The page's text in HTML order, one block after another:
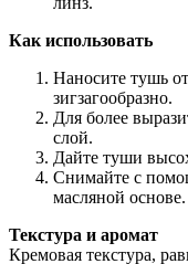
Как использовать
Наносите тушь
зигзагообразно.
Для более
слой.
Дайте туши
Снимайте с
масляной основе.
Текстура и аромат
Кремовая текстура,